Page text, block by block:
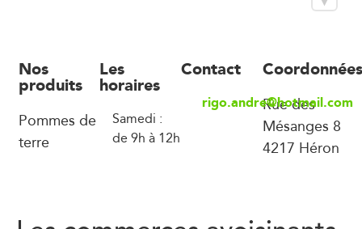
Nos
produits
Pommes de
terre
Les
horaires
Samedi :
de 9h à 12h
Contact
rigo.andre@hotmail.com
Coordonnées
Rue des
Mésanges 8
4217 Héron